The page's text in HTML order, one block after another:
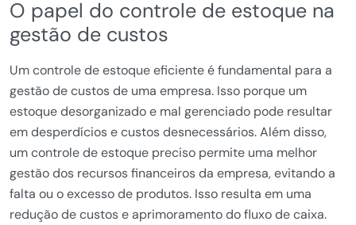
O papel do controle de estoque na
gestão de custos
Um controle de estoque eficiente é fundamental para a
gestão de custos de uma empresa. Isso porque um
estoque desorganizado e mal gerenciado pode resultar
em desperdícios e custos desnecessários. Além disso,
um controle de estoque preciso permite uma melhor
gestão dos recursos financeiros da empresa, evitando a
falta ou o excesso de produtos. Isso resulta em uma
redução de custos e aprimoramento do fluxo de caixa.